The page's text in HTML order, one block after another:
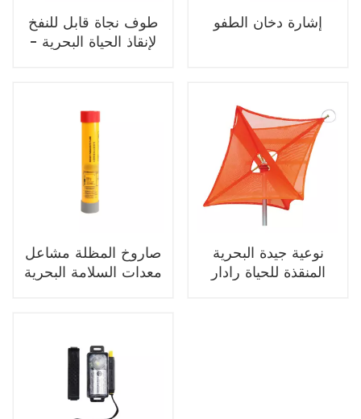
طوف نجاة قابل للنفخ
لإنقاذ الحياة البحرية -
إشارة دخان الطفو
صاروخ المظلة مشاعل
معدات السلامة البحرية
نوعية جيدة البحرية
المنقذة للحياة رادار